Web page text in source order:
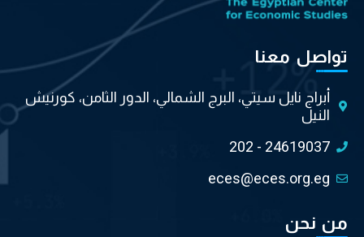
تواصل معنا
أبراج نايل سيتي، البرج الشمالي، الدور الثامن، كورنيش
النيل
202 - 24619037
eces@eces.org.eg
من نحن